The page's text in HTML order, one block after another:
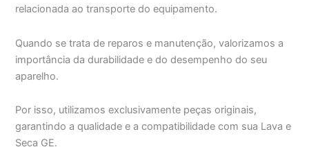
relacionada ao transporte do equipamento.
Quando se trata de reparos e manutenção, valorizamos a
importância da durabilidade e do desempenho do seu
aparelho.
Por isso, utilizamos exclusivamente peças originais,
garantindo a qualidade e a compatibilidade com sua Lava e
Seca GE.